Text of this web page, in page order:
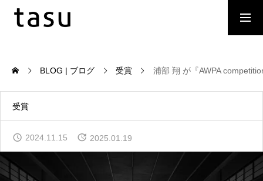
Our MVV | 私たちの会社の方向性
Our Service | サービス
BLOG | ブログ 受賞 浦部 翔 が『AWPA
受賞
2024.11.15 2025.01.19